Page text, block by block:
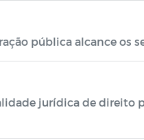
pública alcance os
jurídica de